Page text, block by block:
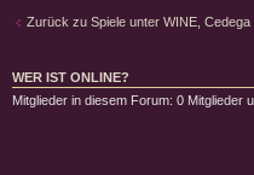
Zurück zu Spiele unter WINE,
WER IST ONLINE?
Mitglieder in diesem Forum: 0 Mitglieder